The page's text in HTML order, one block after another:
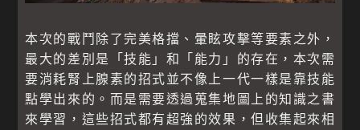
本次的戰鬥除了完美格擋、暈眩攻擊等要素之外，
最大的差別是「技能」和「能力」的存在，本次需
要消耗腎上腺素的招式並不像上一代一樣是靠技能
點學出來的。而是需要透過蒐集地圖上的知識之書
來學習，這些招式都有超強的效果，但收集起來相